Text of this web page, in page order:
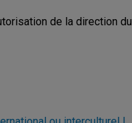
de la direction du